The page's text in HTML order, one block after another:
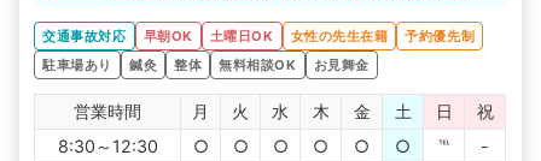
後遺症とかも怖いので、きちんと通院できて良かったで
す。
交通事故対応 早朝OK 土曜日OK 女性の先生在籍
予約優先制
駐車場あり
鍼灸 整体 無料相談OK お見舞金
営業時間 月 火 水 木 金 土 日
祝
8:30～12:30
○ ○ ○ ○ ○ ○ ℡
-